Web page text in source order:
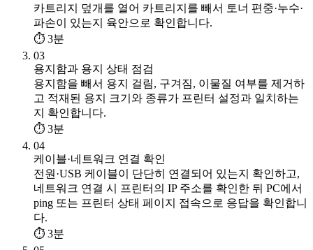
카트리지 덮개를 열어 카트리지를 빼서 토너 편중·누수·
파손이 있는지 육안으로 확인합니다.
⏱ 3분
03
용지함과 용지 상태 점검
용지함을 빼서 용지 걸림, 구겨짐, 이물질 여부를 제거하
고 적재된 용지 크기와 종류가 프린터 설정과 일치하는
지 확인합니다.
⏱ 3분
04
케이블·네트워크 연결 확인
전원·USB 케이블이 단단히 연결되어 있는지 확인하고,
네트워크 연결 시 프린터의 IP 주소를 확인한 뒤 PC에서
ping 또는 프린터 상태 페이지 접속으로 응답을 확인합니
다.
⏱ 3분